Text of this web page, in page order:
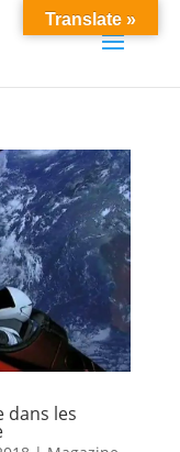
dans les
Translate »